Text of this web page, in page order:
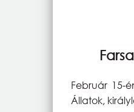
Február 15-
Állatok,